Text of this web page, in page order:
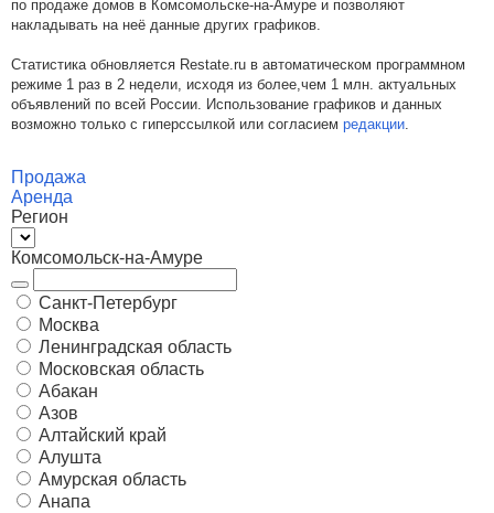
по продаже домов в Комсомольске-на-Амуре и позволяют
накладывать на неё данные других графиков.
Статистика обновляется Restate.ru в автоматическом программном
режиме 1 раз в 2 недели, исходя из более,чем 1 млн. актуальных
объявлений по всей России. Использование графиков и данных
возможно только с гиперссылкой или согласием редакции.
Продажа
Аренда
Регион
Комсомольск-на-Амуре
Санкт-Петербург
Москва
Ленинградская область
Московская область
Абакан
Азов
Алтайский край
Алушта
Амурская область
Анапа